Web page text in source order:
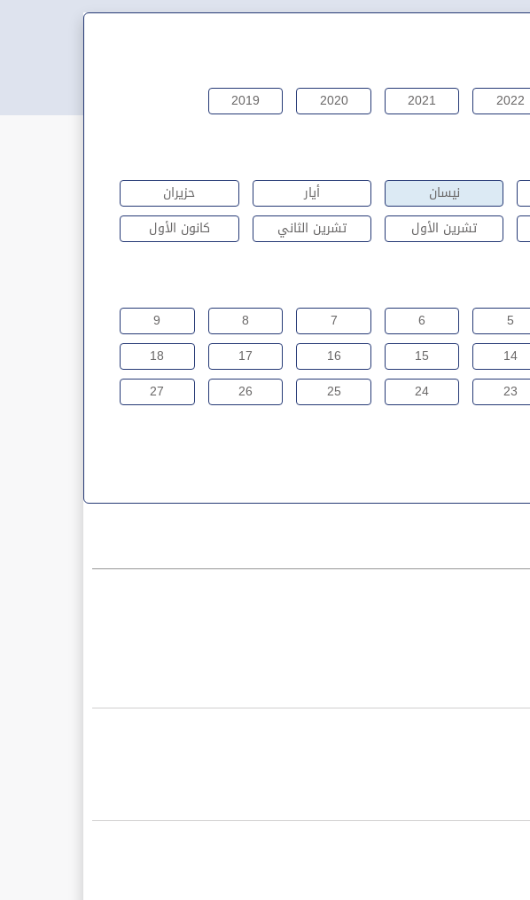
2022
2021
2020
2019
نيسان أيار
حزيران
تشرين الأول تشرين الثاني كانون الأول
5
6
7
8
9
14
15
16
17
18
23
24
25
26
27